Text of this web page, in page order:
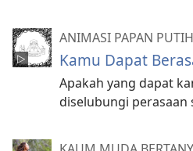
ANIMASI PAPAN PUTIH
Kamu Dapat
Apakah yang dapat
diselubungi perasaan